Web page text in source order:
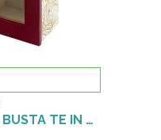
SCATOLA PORTA BUSTA TE IN LEGNO LUX BORDEAUX ORO